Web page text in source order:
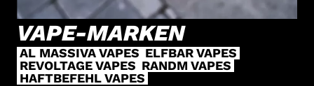
VAPE-MARKEN
AL MASSIVA VAPES ELFBAR VAPES
REVOLTAGE VAPES RANDM VAPES
HAFTBEFEHL VAPES